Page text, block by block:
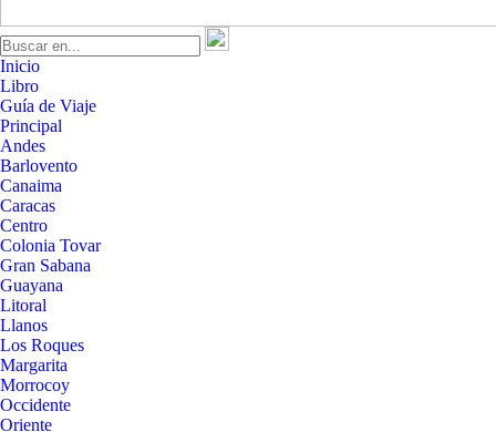
Inicio
Libro
Guía de Viaje
Principal
Andes
Barlovento
Canaima
Caracas
Centro
Colonia Tovar
Gran Sabana
Guayana
Litoral
Llanos
Los Roques
Margarita
Morrocoy
Occidente
Oriente